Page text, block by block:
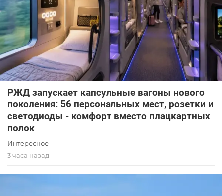
РЖД запускает капсульные вагоны нового
поколения: 56 персональных мест, розетки и
светодиоды - комфорт вместо плацкартных
полок
Интересное
3 часа назад